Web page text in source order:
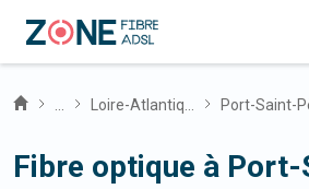
Port-Saint-
Fibre optique à